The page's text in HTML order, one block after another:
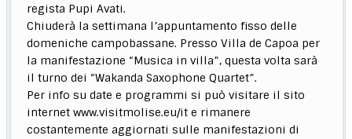
regista Pupi Avati.
Chiuderà la settimana l’appuntamento fisso delle
domeniche campobassane. Presso Villa de Capoa per
la manifestazione “Musica in villa”, questa volta sarà
il turno dei “Wakanda Saxophone Quartet”.
Per info su date e programmi si può visitare il sito
internet www.visitmolise.eu/it e rimanere
costantemente aggiornati sulle manifestazioni di